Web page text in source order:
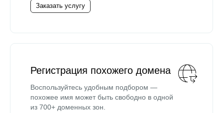
Заказать услугу
Регистрация похожего домена
Воспользуйтесь удобным подбором —
похожее имя может быть свободно в одной
из 700+ доменных зон.